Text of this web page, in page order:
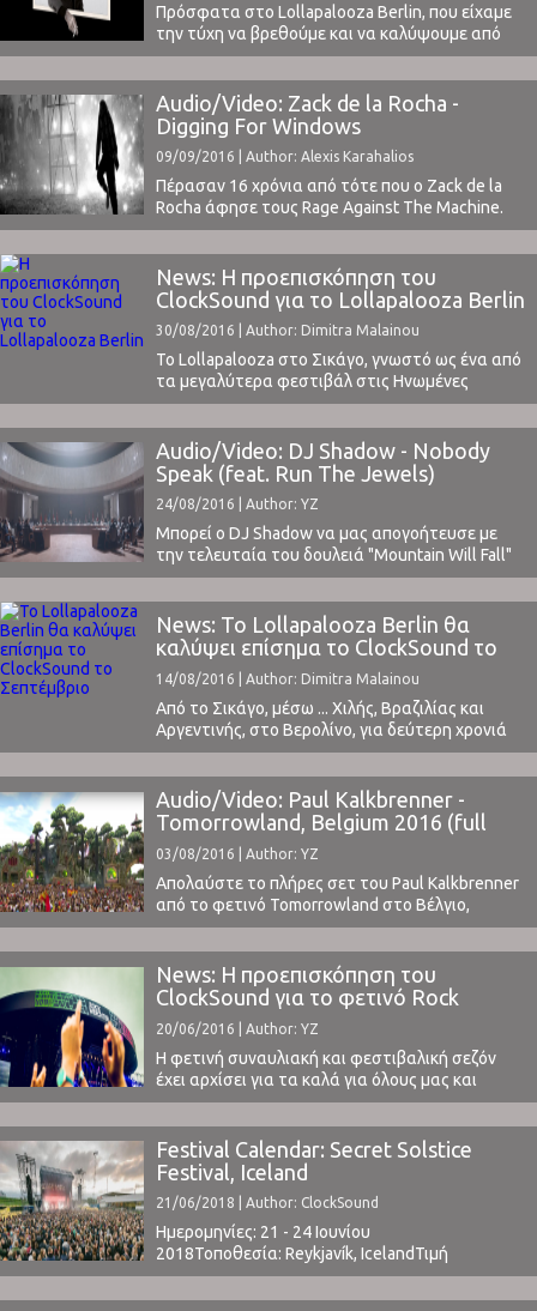
Πρόσφατα στο Lollapalooza Berlin, που είχαμε
την τύχη να βρεθούμε και να καλύψουμε από
κοντά, ο Paul Kalkbrenner έκανε ντεμπούτο
το You Want It Darker. Ακούστε το
παρακάτω: Το κομμάτι εν όψει της
κυκλοφορίας του νέου του άλμπουμ
κυκλοφόρησε και επίσημα και μπορείτε πλέον
να το ακούσετε στη στούντιο έκδοσή
του.Διαβάστε την ανακοίνωση της ...
Audio/Video: Zack de la Rocha -
Digging For Windows
09/09/2016 | Author: Alexis Karahalios
Πέρασαν 16 χρόνια από τότε που ο Zack de la
Rocha άφησε τους Rage Against The Machine.
Από τότε τον συνοδεύουν φήμες για μία σόλο
δουλειά, οι οποίες δεν επιβεβαιώθηκαν. Μερικές
εξαιρέσεις ήταν ορισμένες συμμετοχές σε
δουλειές άλλων καλλιτεχνών, όπως στο πολύ
δυνατό Close Your Eyes (and count to fuck) ...
News: Η προεπισκόπηση του
ClockSound για το Lollapalooza Berlin
30/08/2016 | Author: Dimitra Malainou
Το Lollapalooza στο Σικάγο, γνωστό ως ένα από
τα μεγαλύτερα φεστιβάλ στις Ηνωμένες
Πολιτείες, απέκτησε εδώ και ένα χρόνο
αδερφάκι στο Βερολίνο.Στις 10 και 11
Σεπτεμβρίου, στις όχθες του ποταμού Σπρέε θα
λάβει χώρα το Lollapalooza Berlin. Οι
διοργανωτές του φεστιβάλ μας προσκαλούν να
ζήσουμε μια μοναδική εμπειρία που θα ...
Audio/Video: DJ Shadow - Nobody
Speak (feat. Run The Jewels)
24/08/2016 | Author: YZ
Μπορεί ο DJ Shadow να μας απογοήτευσε με
την τελευταία του δουλειά "Mountain Will Fall"
(διαβάστε την κριτική μας εδώ), το βίντεο όμως
που μόλις κυκλοφόρησε είναι εξαιρετικό με
guests τους Run The Jewels, ενός από τα λίγα
κομμάτια που μας
ικανοποίησαν.Σκηνοθετημένο από τον Sam
Pilling παρουσιάζει μια πολιτική συνάντηση
κορυφής που ...
News: Το Lollapalooza Berlin θα
καλύψει επίσημα το ClockSound το
Σεπτέμβριο
14/08/2016 | Author: Dimitra Malainou
Από το Σικάγο, μέσω ... Χιλής, Βραζιλίας και
Αργεντινής, στο Βερολίνο, για δεύτερη χρονιά
το περίφημο φεστιβάλ Lollapalooza, που μόλις
πέρσι αποφάσισε να "διασχίσει" τον
Ατλαντικό.Σε δύο συναυλιακές ημέρες θα
εμφανιστούν ηχηρά ονόματα όπως Radiohead,
Kings of Leon, Paul Kalkbrenner, New Order,
Major Lazor, Kaiser Chiefs, James Blake, The
Temper ...
Audio/Video: Paul Kalkbrenner -
Tomorrowland, Belgium 2016 (full
set)
03/08/2016 | Author: YZ
Απολαύστε το πλήρες σετ του Paul Kalkbrenner
από το φετινό Tomorrowland στο Βέλγιο,
αντίστοιχο με αυτό που είδαμε στις αρχές
Ιουλίου στο Rock Werchter.To Tomorrowland
είναι ίσως το πιο εμπορικό φεστιβάλ στην
Ευρώπη με παρουσία πλέον και στην άλη
πλευρά του Ατλαντικού (TomorrowWorld).Την
επόμενη χρονιά φημολογείται ότι θα επεκταθεί
σε 2 συνεχόμενα ...
News: Η προεπισκόπηση του
ClockSound για το φετινό Rock
Werchter Festival στο Βέλγιο
20/06/2016 | Author: YZ
Η φετινή συναυλιακή και φεστιβαλική σεζόν
έχει αρχίσει για τα καλά για όλους μας και
ειδικότερα για το ClockSound. Μόλις πριν λίγες
ημέρες προσκληθήκαμε για να παρευρεθούμε
επίσημα και να καλύψουμε από κοντά για τους
αναγνώστες μας το φετινό Rock Werchter
Festival, που λαμβάνει χώρα στο Βέλγιο και το
Werchter ...
Festival Calendar: Secret Solstice
Festival, Iceland
21/06/2018 | Author: ClockSound
Ημερομηνίες: 21 - 24 Ιουνίου
2018Τοποθεσία: Reykjavík, IcelandΤιμή
Εισιτηρίου: € 183 (buy here)Το Line Up
περιλαμβάνει: t.b.a.www.secretsolstice.is ⁪ ⁪